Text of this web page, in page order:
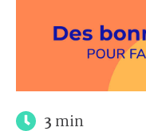
3 min